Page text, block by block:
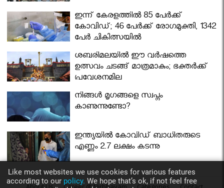
ഇന്ന് കേരളത്തിൽ 85 പേർക്ക്
കോവിഡ്; 46 പേർക്ക് രോഗമുക്തി, 1342
പേർ ചികിത്സയിൽ
ശബരിമലയില്‍ ഈ വർഷത്തെ
ഉത്സവം ചടങ്ങ് മാത്രമാകും; ഭക്തർക്ക്
പ്രവേശനമില്ല
നിങ്ങള്‍ മൃഗങ്ങളെ സ്വപ്നം
കാണുന്നുണ്ടോ?
ഇന്ത്യയിൽ കോവിഡ് ബാധിതരുടെ
എണ്ണം 2.7 ലക്ഷം കടന്നു
Like most websites we use cookies for various features
according to our policy. We hope that’s ok, if not feel free